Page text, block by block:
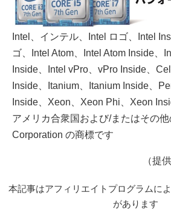
Intel、インテル、Intel ロゴ、Intel
ゴ、Intel Atom、Intel Atom Inside、
Inside、Intel vPro、vPro Inside、
Inside、Itanium、Itanium Inside、
Inside、Xeon、Xeon Phi、Xeon
アメリカ合衆国および/またはその他
Corporation の商標です
（提
本記事はアフィリエイトプログラムに
があります